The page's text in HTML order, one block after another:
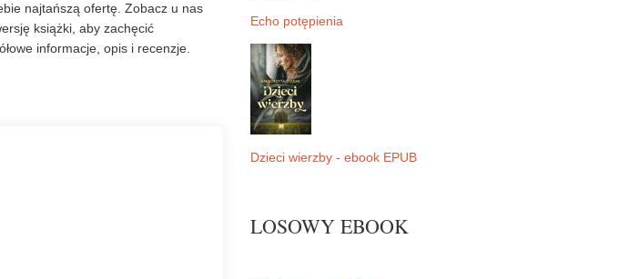
najtańszą ofertę. Zobacz u nas
książki, aby zachęcić
informacje, opis i recenzje.
Echo potępienia
Dzieci wierzby - ebook EPUB
LOSOWY EBOOK